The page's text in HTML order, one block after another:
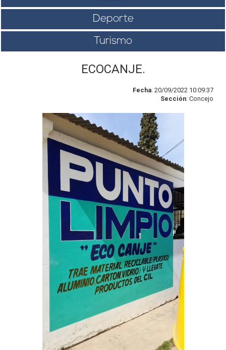
Deporte
Turismo
ECOCANJE.
Fecha: 20/09/2022 10:09:37
Sección: Concejo